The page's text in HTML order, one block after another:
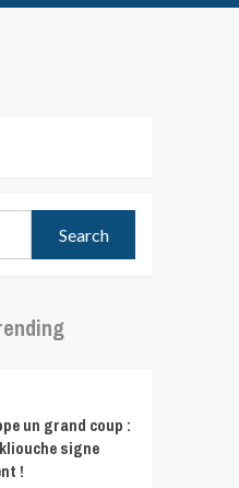
un grand coup :
signe
!